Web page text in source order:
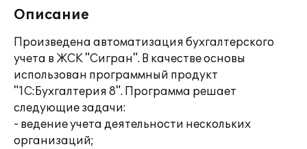
Описание
Произведена автоматизация бухгалтерского
учета в ЖСК "Сигран". В качестве основы
использован программный продукт
"1С:Бухгалтерия 8". Программа решает
следующие задачи:
- ведение учета деятельности нескольких
организаций;